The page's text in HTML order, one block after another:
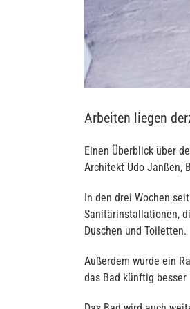
Arbeiten liegen
Einen Überblick über
Architekt Udo Janßen,
In den drei Wochen
Sanitärinstallationen,
Duschen und Toiletten.
Außerdem wurde ein
das Bad künftig